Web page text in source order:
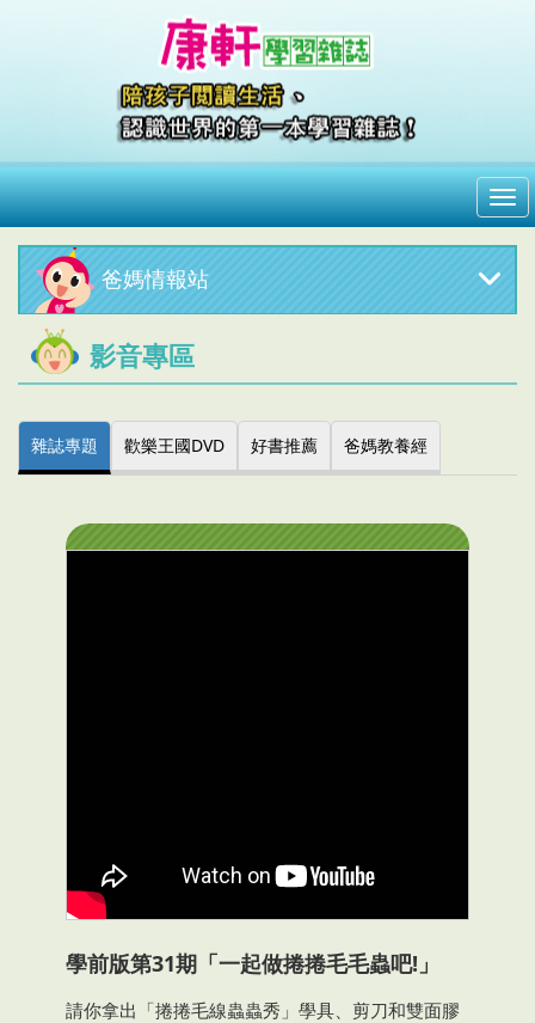
爸媽情報站
影音專區
雜誌專題 歡樂王國DVD 好書推薦 爸媽教養經
學前版第31期「一起做捲捲毛毛蟲吧!」
請你拿出「捲捲毛線蟲蟲秀」學具、剪刀和雙面膠